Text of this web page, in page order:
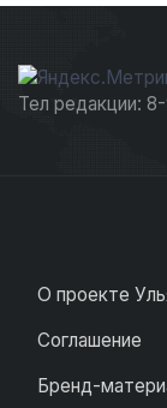
Тел редакции:
О проекте
Соглашение
Бренд-